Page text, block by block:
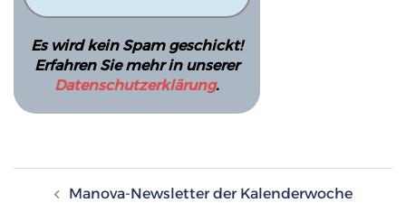
Es wird kein Spam geschickt!
Erfahren Sie mehr in unserer
Datenschutzerklärung.
Manova-Newsletter der Kalenderwoche